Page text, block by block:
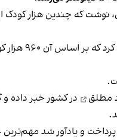
بر آموزش و پرورش رایگان، نوشت که
انجمن صنفی
پرداخت و یادآور شد